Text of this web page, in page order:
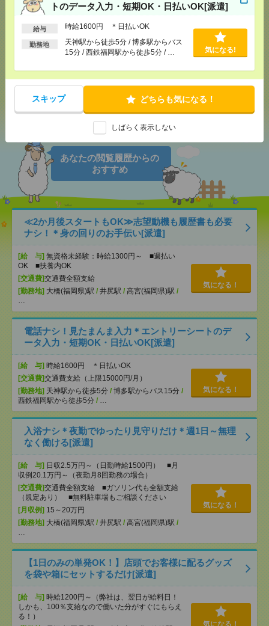
トのデータ入力・短期OK・日払いOK[派遣]
給与 時給1600円 ＊日払いOK
勤務地
天神駅から徒歩5分 / 博多駅からバス
15分 / 西鉄福岡駅から徒歩5分 / …
気になる!
スキップ どちらも気になる！
しばらく表示しない
気になる！ 電話応募
メールで送る LINEで送る
シェア ツイート ブックマーク
あなたの閲覧履歴からの
おすすめ
≪2か月後スタートもOK≫志望動機も履歴書も必要
ナシ！＊身の回りのお手伝い[派遣]
[給 与] 無資格未経験：時給1300円～ ■週払い
OK ■扶養内OK
[交通費]交通費全額支給
[勤務地] 大橋(福岡県)駅 / 井尻駅 / 高宮(福岡県)駅 /
…
気になる！
電話ナシ！見たまんま入力＊エントリーシートのデ
ータ入力・短期OK・日払いOK[派遣]
[給 与] 時給1600円 ＊日払いOK
[交通費]交通費支給（上限15000円/月）
[勤務地] 天神駅から徒歩5分 / 博多駅からバス15分 /
西鉄福岡駅から徒歩5分 / …
気になる！
入浴ナシ＊夜勤でゆったり見守りだけ＊週1日～無理
なく働ける[派遣]
[給 与] 日収2.5万円～（日勤時給1500円） ■月
収例20.1万円～（夜勤月8回勤務の場合）
[交通費]交通費全額支給 ■ガソリン代も全額支給
（規定あり） ■無料駐車場もご相談ください
[月収例] 15～20万円
[勤務地] 大橋(福岡県)駅 / 井尻駅 / 高宮(福岡県)駅 /
…
気になる！
【1日のみの単発OK！】店頭でお客様に配るグッズ
を袋や箱にセットするだけ[派遣]
[給 与] 時給1200円～（弊社は、翌日が給料日！
しかも、100％支給なので働いた分がすぐにもらえ
る！）
気になる！